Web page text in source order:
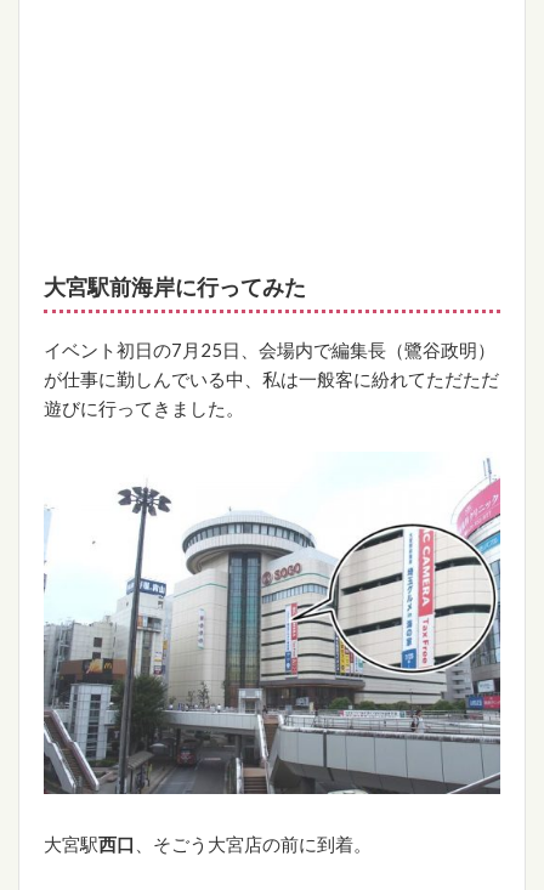
大宮駅前海岸に行ってみた
イベント初日の7月25日、会場内で編集長（鷺谷政明）
が仕事に勤しんでいる中、私は一般客に紛れてただただ
遊びに行ってきました。
大宮駅西口 、そごう大宮店の前に到着。